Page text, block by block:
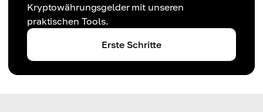
Kryptowährungsgelder mit unseren
praktischen Tools.
Erste Schritte